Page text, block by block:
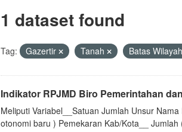
1 dataset found
Tag: Gazertir Tanah Batas Wilayah
Indikator RPJMD Biro Pemerintahan
Meliputi Variabel__Satuan Jumlah Unsur
otonomi baru ) Pemekaran Kab/Kota__